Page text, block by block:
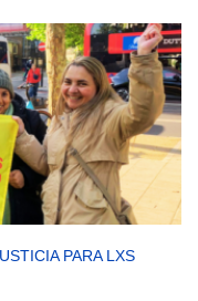
PARA LXS